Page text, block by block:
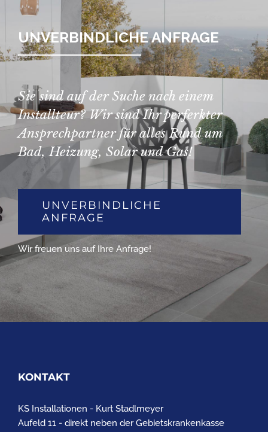
UNVERBINDLICHE ANFRAGE
Sie sind auf der Suche nach einem
Installteur? Wir sind Ihr perferkter
Ansprechpartner für alles Rund um
Bad, Heizung, Solar und Gas!
UNVERBINDLICHE
ANFRAGE
Wir freuen uns auf Ihre Anfrage!
KONTAKT
KS Installationen - Kurt Stadlmeyer
Aufeld 11 - direkt neben der Gebietskrankenkasse